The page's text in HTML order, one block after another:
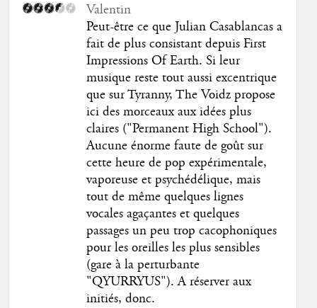
Valentin
Peut-être ce que Julian Casablancas a
fait de plus consistant depuis First
Impressions Of Earth. Si leur
musique reste tout aussi excentrique
que sur Tyranny, The Voidz propose
ici des morceaux aux idées plus
claires ("Permanent High School").
Aucune énorme faute de goût sur
cette heure de pop expérimentale,
vaporeuse et psychédélique, mais
tout de même quelques lignes
vocales agaçantes et quelques
passages un peu trop cacophoniques
pour les oreilles les plus sensibles
(gare à la perturbante
"QYURRYUS"). A réserver aux
initiés, donc.